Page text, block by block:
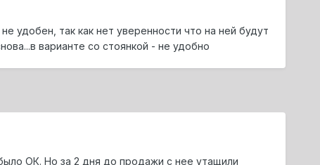
удобен, так как нет уверенности что на ней будут
варианте со стоянкой - не удобно
ОК. Но за 2 дня до продажи с нее утащили